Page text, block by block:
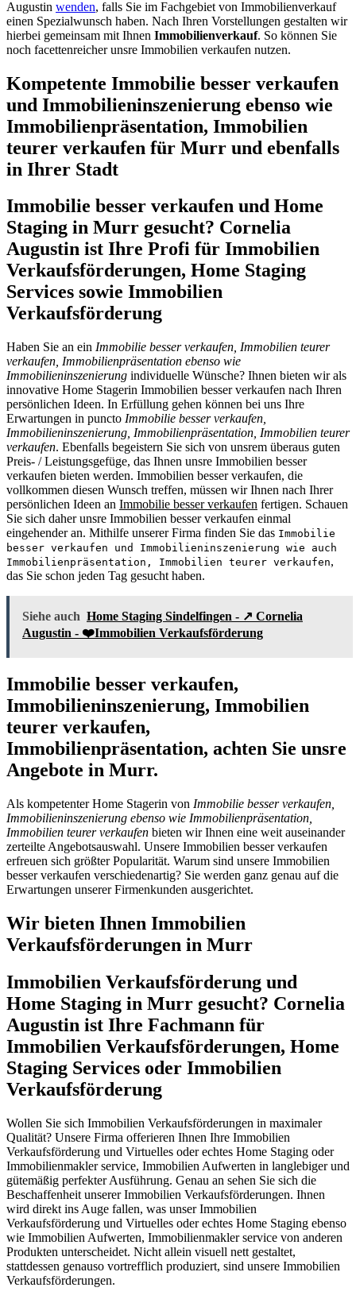
Augustin wenden, falls Sie im Fachgebiet von Immobilienverkauf
einen Spezialwunsch haben. Nach Ihren Vorstellungen gestalten wir
hierbei gemeinsam mit Ihnen Immobilienverkauf. So können Sie
noch facettenreicher unsre Immobilien verkaufen nutzen.
Kompetente Immobilie besser verkaufen
und Immobilieninszenierung ebenso wie
Immobilienpräsentation, Immobilien
teurer verkaufen für Murr und ebenfalls
in Ihrer Stadt
Immobilie besser verkaufen und Home
Staging in Murr gesucht? Cornelia
Augustin ist Ihre Profi für Immobilien
Verkaufsförderungen, Home Staging
Services sowie Immobilien
Verkaufsförderung
Haben Sie an ein Immobilie besser verkaufen, Immobilien teurer
verkaufen, Immobilienpräsentation ebenso wie
Immobilieninszenierung individuelle Wünsche? Ihnen bieten wir als
innovative Home Stagerin Immobilien besser verkaufen nach Ihren
persönlichen Ideen. In Erfüllung gehen können bei uns Ihre
Erwartungen in puncto Immobilie besser verkaufen,
Immobilieninszenierung, Immobilienpräsentation, Immobilien teurer
verkaufen. Ebenfalls begeistern Sie sich von unsrem überaus guten
Preis- / Leistungsgefüge, das Ihnen unsre Immobilien besser
verkaufen bieten werden. Immobilien besser verkaufen, die
vollkommen diesen Wunsch treffen, müssen wir Ihnen nach Ihrer
persönlichen Ideen an Immobilie besser verkaufen fertigen. Schauen
Sie sich daher unsre Immobilien besser verkaufen einmal
eingehender an. Mithilfe unserer Firma finden Sie das Immobilie
besser verkaufen und Immobilieninszenierung wie auch
Immobilienpräsentation, Immobilien teurer verkaufen,
das Sie schon jeden Tag gesucht haben.
Siehe auch Home Staging Sindelfingen - ↗️ Cornelia
Augustin - ❤️Immobilien Verkaufsförderung
Immobilie besser verkaufen,
Immobilieninszenierung, Immobilien
teurer verkaufen,
Immobilienpräsentation, achten Sie unsre
Angebote in Murr.
Als kompetenter Home Stagerin von Immobilie besser verkaufen,
Immobilieninszenierung ebenso wie Immobilienpräsentation,
Immobilien teurer verkaufen bieten wir Ihnen eine weit auseinander
zerteilte Angebotsauswahl. Unsere Immobilien besser verkaufen
erfreuen sich größter Popularität. Warum sind unsere Immobilien
besser verkaufen verschiedenartig? Sie werden ganz genau auf die
Erwartungen unserer Firmenkunden ausgerichtet.
Wir bieten Ihnen Immobilien
Verkaufsförderungen in Murr
Immobilien Verkaufsförderung und
Home Staging in Murr gesucht? Cornelia
Augustin ist Ihre Fachmann für
Immobilien Verkaufsförderungen, Home
Staging Services oder Immobilien
Verkaufsförderung
Wollen Sie sich Immobilien Verkaufsförderungen in maximaler
Qualität? Unsere Firma offerieren Ihnen Ihre Immobilien
Verkaufsförderung und Virtuelles oder echtes Home Staging oder
Immobilienmakler service, Immobilien Aufwerten in langlebiger und
gütemäßig perfekter Ausführung. Genau an sehen Sie sich die
Beschaffenheit unserer Immobilien Verkaufsförderungen. Ihnen
wird direkt ins Auge fallen, was unser Immobilien
Verkaufsförderung und Virtuelles oder echtes Home Staging ebenso
wie Immobilien Aufwerten, Immobilienmakler service von anderen
Produkten unterscheidet. Nicht allein visuell nett gestaltet,
stattdessen genauso vortrefflich produziert, sind unsere Immobilien
Verkaufsförderungen.